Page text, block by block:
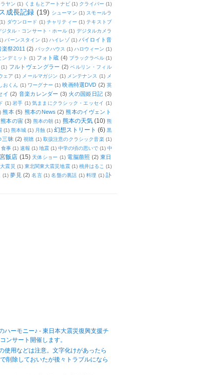
ラヤン (1) くまもとアートナビ (1) クライバー (1)
成長記録 (19) シューマン (1) スモールラ
ダウンロード (1) チャリティー (1) テキストブ
ジタル・コンサート・ホール (1) デジタルカメラ
バーンスタイン (1) ハイレゾ (1) バイロイト音
楽祭2011 (2) バックハウス (1) ハロウィーン (1)
ンデミット (1) フォト蔵 (4) ブラックラベル (1)
(1) フルトヴェングラー (2) ベルリン・フィル
ェア (1) メールマガジン (1) メンテナンス (1) メ
おくん (1) ワーグナー (1) 映画特選DVD (2) 英
イ (2) 音楽カレンダー (3) 火の国姫日記 (3)
(1) 岩手 (1) 気ままにクラシック・エッセイ (1)
熊本 (5) 熊本のNews (2) 熊本のイヴェント
熊本の宙 (3) 熊本の朝 (1) 熊本の天気 (10) 熊
(1) 熊本城 (1) 月蝕 (1) 幻想ストリート (6) 黒
三昧 (2) 視聴 (1) 取扱注意のクラシック音楽 (1)
食事 (1) 速報 (1) 地震 (1) 中学の頃の思いで (1) 中
飯店 (15) 天体ショー (1) 電脳萠照 (2) 東日
震災 (1) 東北関東大震災地震 (1) 桃井はるこ (1)
(1) 夢見 (2) 名言 (1) 名盤の裏話 (1) 料理 (1) 訃
ハーモニー♪ - 東日本大震災復興支援チ
ンサート開催します。
使用などは注意。文字化けがあったら
削除しておいたが後々トラブルになら